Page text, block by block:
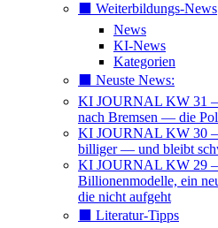
⬛️ Weiterbildungs-News
News
KI-News
Kategorien
⬛️ Neuste News:
KI JOURNAL KW 31 –
nach Bremsen — die
KI JOURNAL KW 30 –
billiger — und bleibt
KI JOURNAL KW 29 –
Billionenmodelle, ein
die nicht aufgeht
⬛️ Literatur-Tipps